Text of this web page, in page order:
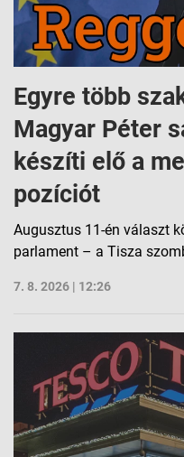
Egyre több
Magyar Péter
készíti elő a
pozíciót
Augusztus 11-én választ
parlament – a Tisza
7. 8. 2026 | 12:26